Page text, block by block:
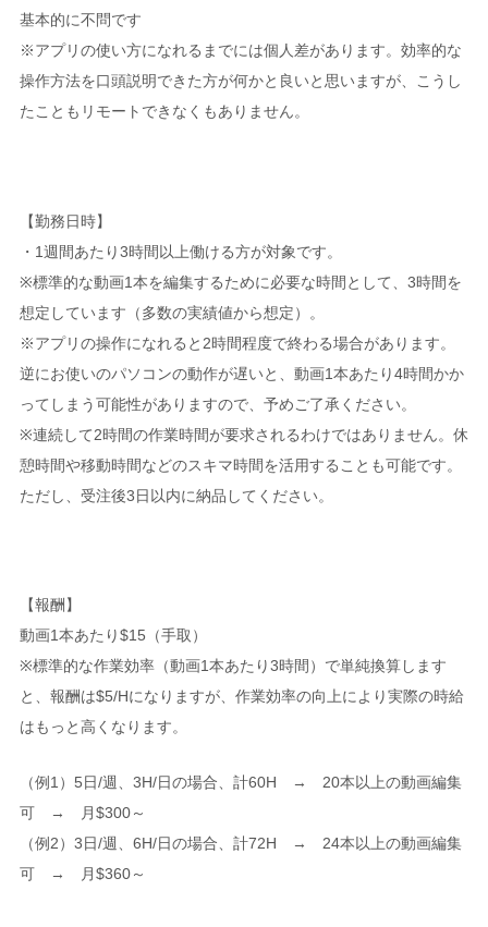
基本的に不問です
※アプリの使い方になれるまでには個人差があります。効率的な
操作方法を口頭説明できた方が何かと良いと思いますが、こうし
たこともリモートできなくもありません。
【勤務日時】
・1週間あたり3時間以上働ける方が対象です。
※標準的な動画1本を編集するために必要な時間として、3時間を
想定しています（多数の実績値から想定）。
※アプリの操作になれると2時間程度で終わる場合があります。
逆にお使いのパソコンの動作が遅いと、動画1本あたり4時間かか
ってしまう可能性がありますので、予めご了承ください。
※連続して2時間の作業時間が要求されるわけではありません。休
憩時間や移動時間などのスキマ時間を活用することも可能です。
ただし、受注後3日以内に納品してください。
【報酬】
動画1本あたり$15（手取）
※標準的な作業効率（動画1本あたり3時間）で単純換算します
と、報酬は$5/Hになりますが、作業効率の向上により実際の時給
はもっと高くなります。
（例1）5日/週、3H/日の場合、計60H → 20本以上の動画編集
可 → 月$300～
（例2）3日/週、6H/日の場合、計72H → 24本以上の動画編集
可 → 月$360～